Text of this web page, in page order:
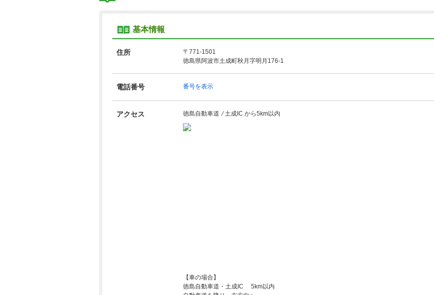
基本情報
住所
〒771-1501
徳島県阿波市土成町秋月字明月176-1
電話番号 番号を表示
アクセス 徳島自動車道 ⁄ 土成IC から5km以内
【車の場合】
徳島自動車道・土成IC 5km以内